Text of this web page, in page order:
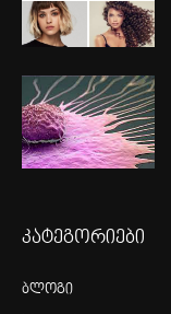
კატეგორიები
ბლოგი